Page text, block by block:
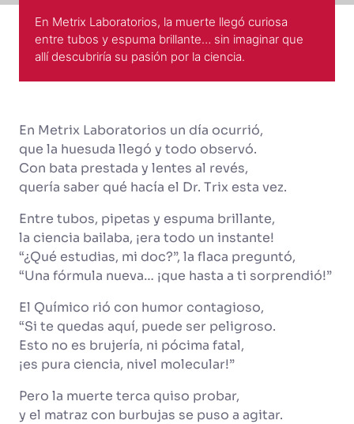
En Metrix Laboratorios, la muerte llegó curiosa
entre tubos y espuma brillante… sin imaginar que
allí descubriría su pasión por la ciencia.
En Metrix Laboratorios un día ocurrió,
que la huesuda llegó y todo observó.
Con bata prestada y lentes al revés,
quería saber qué hacía el Dr. Trix esta vez.
Entre tubos, pipetas y espuma brillante,
la ciencia bailaba, ¡era todo un instante!
“¿Qué estudias, mi doc?”, la flaca preguntó,
“Una fórmula nueva… ¡que hasta a ti sorprendió!”
El Químico rió con humor contagioso,
“Si te quedas aquí, puede ser peligroso.
Esto no es brujería, ni pócima fatal,
¡es pura ciencia, nivel molecular!”
Pero la muerte terca quiso probar,
y el matraz con burbujas se puso a agitar.